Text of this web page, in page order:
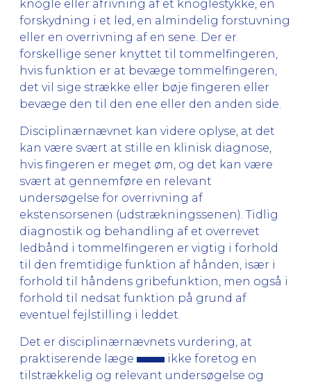
knogle eller afrivning af et knoglestykke, en
forskydning i et led, en almindelig forstuvning
eller en overrivning af en sene. Der er
forskellige sener knyttet til tommelfingeren,
hvis funktion er at bevæge tommelfingeren,
det vil sige strække eller bøje fingeren eller
bevæge den til den ene eller den anden side.
Disciplinærnævnet kan videre oplyse, at det
kan være svært at stille en klinisk diagnose,
hvis fingeren er meget øm, og det kan være
svært at gennemføre en relevant
undersøgelse for overrivning af
ekstensorsenen (udstrækningssenen). Tidlig
diagnostik og behandling af et overrevet
ledbånd i tommelfingeren er vigtig i forhold
til den fremtidige funktion af hånden, især i
forhold til håndens gribefunktion, men også i
forhold til nedsat funktion på grund af
eventuel fejlstilling i leddet.
Det er disciplinærnævnets vurdering, at
praktiserende læge
ikke foretog en
tilstrækkelig og relevant undersøgelse og